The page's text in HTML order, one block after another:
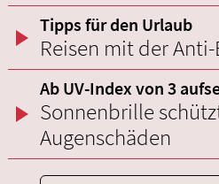
Tipps für den Urlaub
Reisen mit der
Ab UV-Index von 3
Sonnenbrille
Augenschäden